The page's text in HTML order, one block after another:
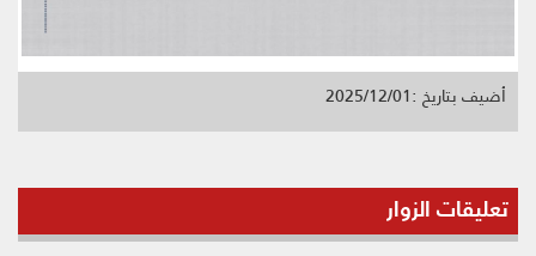
أضيف بتاريخ :2025/12/01
تعليقات الزوار